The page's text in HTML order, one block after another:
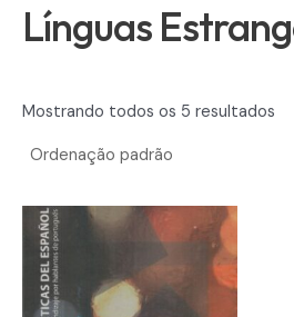
Línguas
Mostrando todos os 5 resultados